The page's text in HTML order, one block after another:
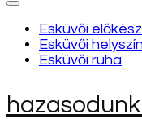
Esküvői
Esküvői
Esküvői ruha